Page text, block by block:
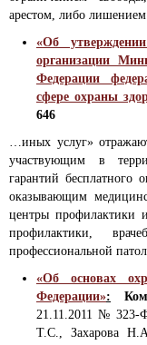
арестом, либо
«Об
организации
Федерации
сфере охраны
646
…иных услуг»
участвующим в
гарантий бесплатного
оказывающим
центры профилактики
профилактики,
профессиональной
«Об основах
Федерации»:
21.11.2011 № 323-
Т.С., Захарова